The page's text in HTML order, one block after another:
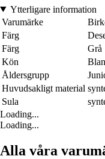
Ytterligare information
Varumärke
Färg
Färg
Grå
Kön
Åldersgrupp
Huvudsakligt material
Sula
Loading...
Loading...
Alla våra